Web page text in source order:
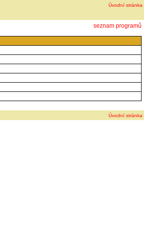
Úvodní stránka
seznam programů
Úvodní stránka